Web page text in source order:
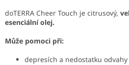
doTERRA Cheer Touch je citrusový,
esenciální olej.
Může pomoci při:
depresích a nedostatku odvahy